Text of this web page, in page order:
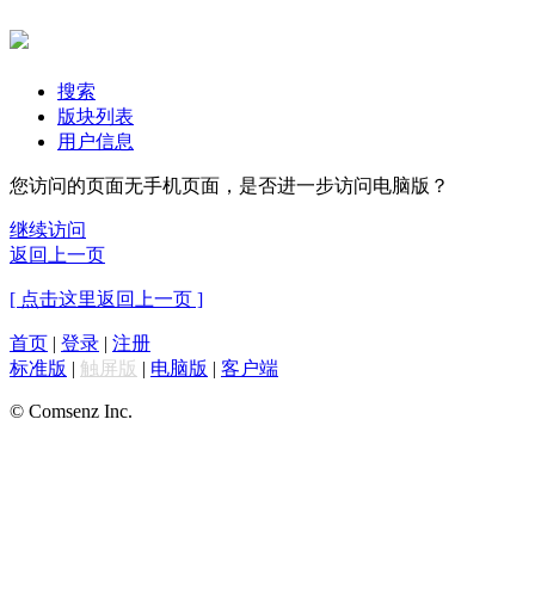
搜索
版块列表
用户信息
您访问的页面无手机页面，是否进一步访问电脑版？
继续访问
返回上一页
[ 点击这里返回上一页 ]
首页 | 登录 | 注册
标准版 | 触屏版 | 电脑版 | 客户端
© Comsenz Inc.